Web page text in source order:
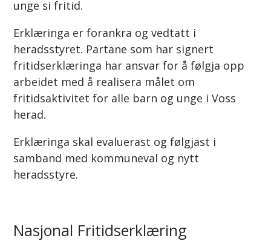
unge si fritid.
Erklæringa er forankra og vedtatt i
heradsstyret. Partane som har signert
fritidserklæringa har ansvar for å følgja opp
arbeidet med å realisera målet om
fritidsaktivitet for alle barn og unge i Voss
herad.
Erklæringa skal evaluerast og følgjast i
samband med kommuneval og nytt
heradsstyre.
Nasjonal Fritidserklæring